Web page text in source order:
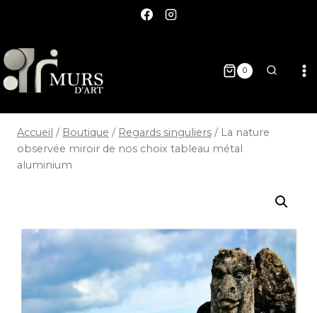
0
Accueil / Boutique / Regards singuliers / La nature
observée miroir de nos choix tableau métal
aluminium